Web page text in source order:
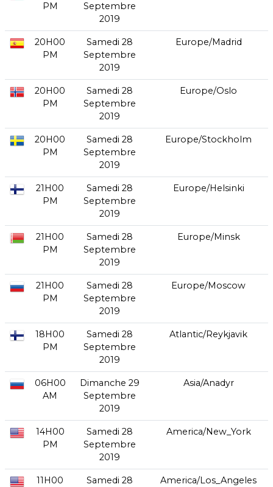
PM
Septembre
2019
20H00
PM
Samedi 28
Septembre
2019
Europe/Madrid
20H00
PM
Samedi 28
Septembre
2019
Europe/Oslo
20H00
PM
Samedi 28
Septembre
2019
Europe/Stockholm
21H00
PM
Samedi 28
Septembre
2019
Europe/Helsinki
21H00
PM
Samedi 28
Septembre
2019
Europe/Minsk
21H00
PM
Samedi 28
Septembre
2019
Europe/Moscow
18H00
PM
Samedi 28
Septembre
2019
Atlantic/Reykjavik
06H00
AM
Dimanche 29
Septembre
2019
Asia/Anadyr
14H00
PM
Samedi 28
Septembre
2019
America/New_York
11H00
Samedi 28
America/Los_Angeles